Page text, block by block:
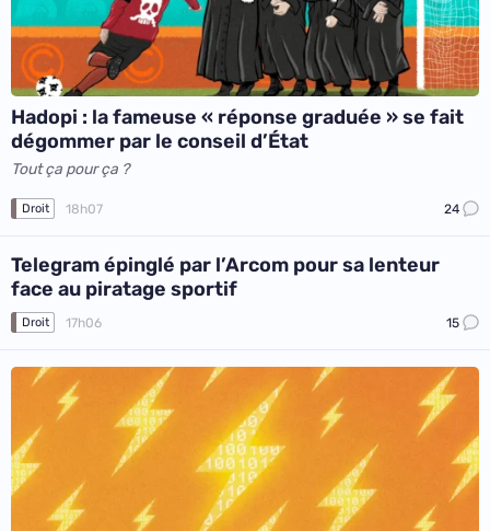
Hadopi : la fameuse « réponse graduée » se fait
dégommer par le conseil d’État
Tout ça pour ça ?
Droit 18h07 24
Telegram épinglé par l’Arcom pour sa lenteur
face au piratage sportif
Droit 17h06 15